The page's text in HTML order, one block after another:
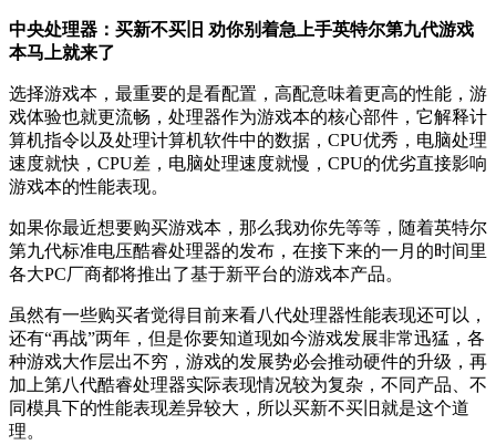
中央处理器：买新不买旧 劝你别着急上手英特尔第九代游戏
本马上就来了
选择游戏本，最重要的是看配置，高配意味着更高的性能，游
戏体验也就更流畅，处理器作为游戏本的核心部件，它解释计
算机指令以及处理计算机软件中的数据，CPU优秀，电脑处理
速度就快，CPU差，电脑处理速度就慢，CPU的优劣直接影响
游戏本的性能表现。
如果你最近想要购买游戏本，那么我劝你先等等，随着英特尔
第九代标准电压酷睿处理器的发布，在接下来的一月的时间里
各大PC厂商都将推出了基于新平台的游戏本产品。
虽然有一些购买者觉得目前来看八代处理器性能表现还可以，
还有“再战”两年，但是你要知道现如今游戏发展非常迅猛，各
种游戏大作层出不穷，游戏的发展势必会推动硬件的升级，再
加上第八代酷睿处理器实际表现情况较为复杂，不同产品、不
同模具下的性能表现差异较大，所以买新不买旧就是这个道
理。